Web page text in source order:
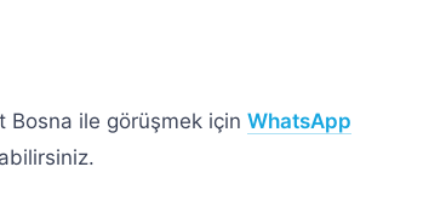
Bosna ile görüşmek için WhatsApp